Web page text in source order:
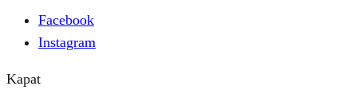
Facebook
Instagram
Kapat